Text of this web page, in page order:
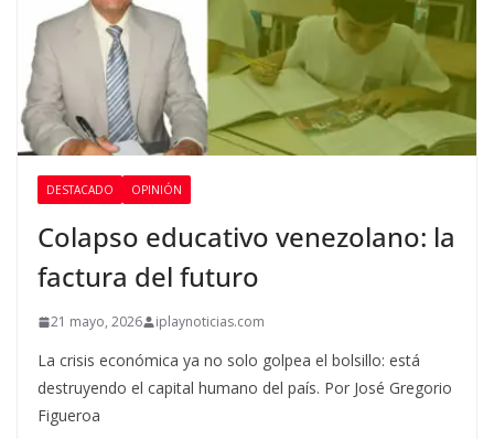
DESTACADO OPINIÓN
Colapso educativo venezolano: la
factura del futuro
21 mayo, 2026 iplaynoticias.com
La crisis económica ya no solo golpea el bolsillo: está
destruyendo el capital humano del país. Por José Gregorio
Figueroa